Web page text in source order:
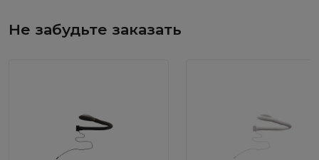
Не забудьте заказать